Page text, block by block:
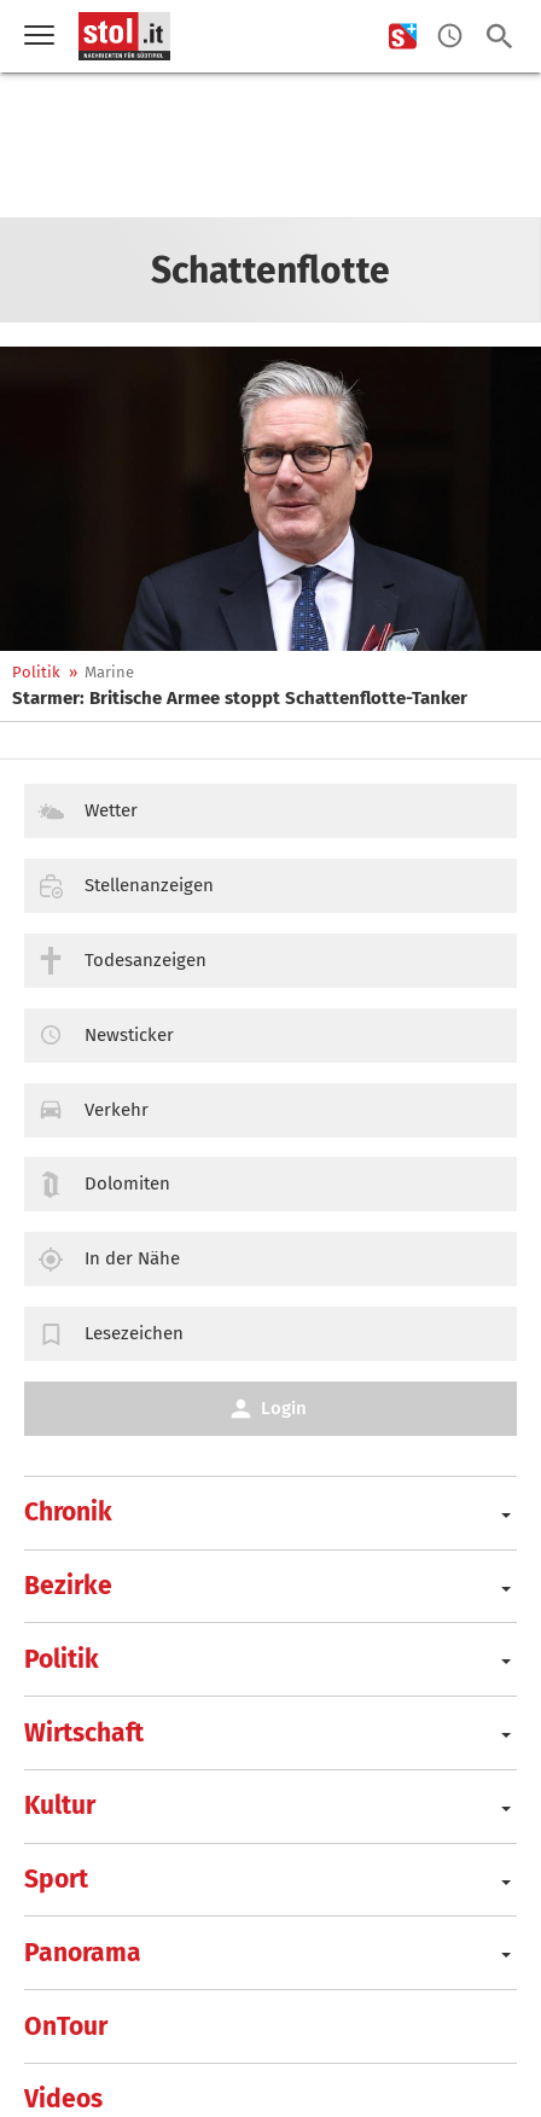
Schattenflotte
Politik » Marine
Starmer: Britische Armee stoppt Schattenflotte-Tanker
Chronik
Bezirke
Politik
Wirtschaft
Kultur
Sport
Panorama
OnTour
Videos
Wetter
Stellenanzeigen
Todesanzeigen
Newsticker
Verkehr
Dolomiten
In der Nähe
Lesezeichen
Login